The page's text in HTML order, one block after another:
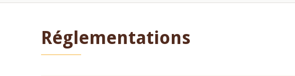
Réglementations